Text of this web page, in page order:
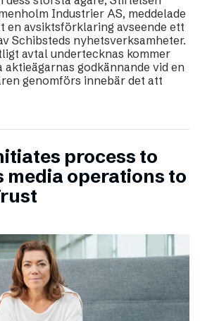
Industrier AS, meddelade
en avsiktsförklaring avseende ett
Schibsteds nyhetsverksamheter.
avtal undertecknas kommer
godkännande vid en
genomförs innebär det att
process to
media operations to